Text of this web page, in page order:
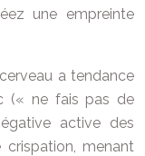
une empreinte
a tendance
(« ne fais pas de
active des
menant